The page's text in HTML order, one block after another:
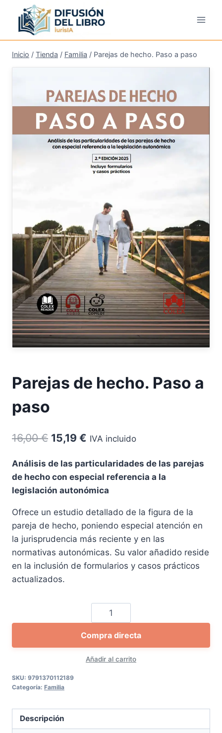
contenido
Inicio / Tienda / Familia / Parejas de hecho. Paso a paso
Parejas de hecho. Paso a
paso
16,00€ El
original
era:
15,19 € El
actual
es:
IVA incluido
Análisis de las particularidades de las parejas
de hecho con especial referencia a la
legislación autonómica
Ofrece un estudio detallado de la figura de la
pareja de hecho, poniendo especial atención en
la jurisprudencia más reciente y en las
normativas autonómicas. Su valor añadido reside
en la inclusión de formularios y casos prácticos
actualizados.
Parejas
de
hecho.
Paso
a
Añadir al carrito
Compra directa
SKU: 9791370112189
Categoría: Familia
Descripción